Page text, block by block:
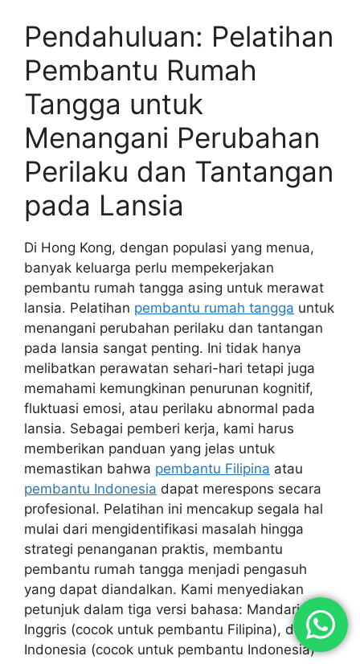
Pendahuluan: Pelatihan
Pembantu Rumah
Tangga untuk
Menangani Perubahan
Perilaku dan Tantangan
pada Lansia
Di Hong Kong, dengan populasi yang menua,
banyak keluarga perlu mempekerjakan
pembantu rumah tangga asing untuk merawat
lansia. Pelatihan pembantu rumah tangga untuk
menangani perubahan perilaku dan tantangan
pada lansia sangat penting. Ini tidak hanya
melibatkan perawatan sehari-hari tetapi juga
memahami kemungkinan penurunan kognitif,
fluktuasi emosi, atau perilaku abnormal pada
lansia. Sebagai pemberi kerja, kami harus
memberikan panduan yang jelas untuk
memastikan bahwa pembantu Filipina atau
pembantu Indonesia dapat merespons secara
profesional. Pelatihan ini mencakup segala hal
mulai dari mengidentifikasi masalah hingga
strategi penanganan praktis, membantu
pembantu rumah tangga menjadi pengasuh
yang dapat diandalkan. Kami menyediakan
petunjuk dalam tiga versi bahasa: Mandarin,
Inggris (cocok untuk pembantu Filipina), dan
Indonesia (cocok untuk pembantu Indonesia)